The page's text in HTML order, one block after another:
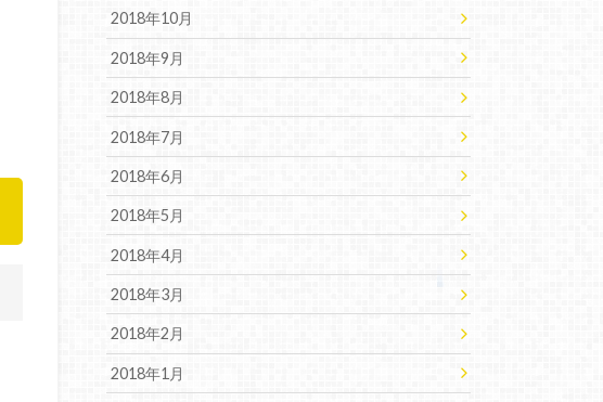
2018年10月
2018年9月
2018年8月
2018年7月
2018年6月
2018年5月
2018年4月
2018年3月
2018年2月
2018年1月